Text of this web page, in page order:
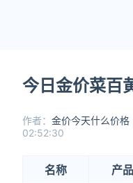
今日金价菜百
作者： 金价今天什么价格
02:52:30
名称 产品